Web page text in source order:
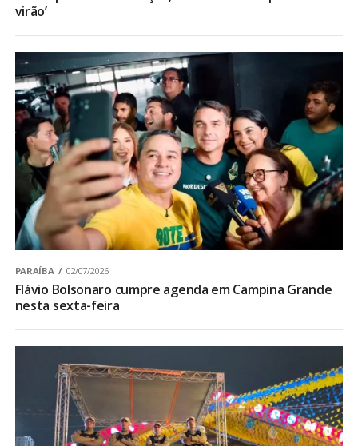
virão’
PARAÍBA 02/07/2026
Flávio Bolsonaro cumpre agenda em Campina Grande
nesta sexta-feira